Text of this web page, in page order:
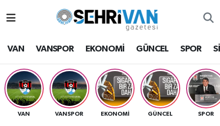
VAN VANSPOR EKONOMİ GÜNCEL SPOR
VAN VANSPOR EKONOMİ GÜNCEL SPOR
Van Hava Durumu
VAN Namaz Vakitleri
Van Trafik Yoğunluk Haritası